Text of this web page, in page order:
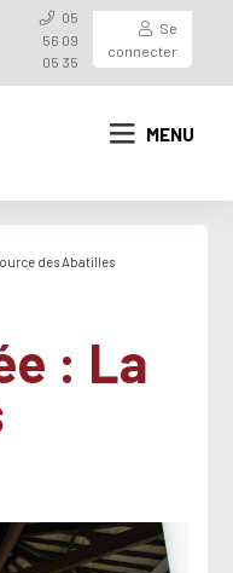
05
56 09
05 35
Se
connecter
MENU
des Abatilles
: La